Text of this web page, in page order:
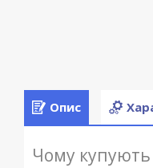
Опис
Чому купують